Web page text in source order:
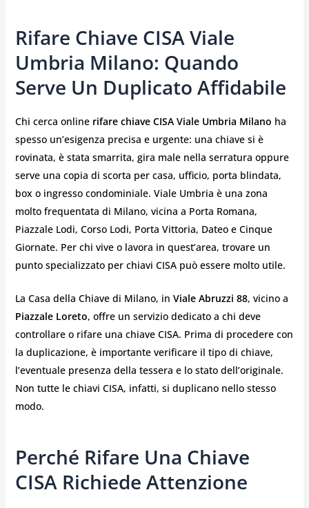
Rifare Chiave CISA Viale
Umbria Milano: Quando
Serve Un Duplicato Affidabile
Chi cerca online rifare chiave CISA Viale Umbria Milano ha
spesso un’esigenza precisa e urgente: una chiave si è
rovinata, è stata smarrita, gira male nella serratura oppure
serve una copia di scorta per casa, ufficio, porta blindata,
box o ingresso condominiale. Viale Umbria è una zona
molto frequentata di Milano, vicina a Porta Romana,
Piazzale Lodi, Corso Lodi, Porta Vittoria, Dateo e Cinque
Giornate. Per chi vive o lavora in quest’area, trovare un
punto specializzato per chiavi CISA può essere molto utile.
La Casa della Chiave di Milano, in Viale Abruzzi 88, vicino a
Piazzale Loreto, offre un servizio dedicato a chi deve
controllare o rifare una chiave CISA. Prima di procedere con
la duplicazione, è importante verificare il tipo di chiave,
l’eventuale presenza della tessera e lo stato dell’originale.
Non tutte le chiavi CISA, infatti, si duplicano nello stesso
modo.
Perché Rifare Una Chiave
CISA Richiede Attenzione